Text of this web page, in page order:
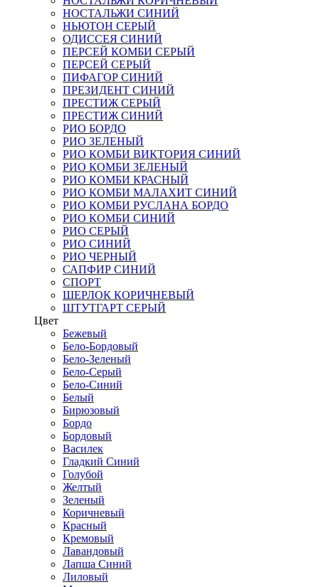
НОСТАЛЬЖИ СИНИЙ
НЬЮТОН СЕРЫЙ
ОДИССЕЯ СИНИЙ
ПЕРСЕЙ КОМБИ СЕРЫЙ
ПЕРСЕЙ СЕРЫЙ
ПИФАГОР СИНИЙ
ПРЕЗИДЕНТ СИНИЙ
ПРЕСТИЖ СЕРЫЙ
ПРЕСТИЖ СИНИЙ
РИО БОРДО
РИО ЗЕЛЕНЫЙ
РИО КОМБИ ВИКТОРИЯ СИНИЙ
РИО КОМБИ ЗЕЛЕНЫЙ
РИО КОМБИ КРАСНЫЙ
РИО КОМБИ МАЛАХИТ СИНИЙ
РИО КОМБИ РУСЛАНА БОРДО
РИО КОМБИ СИНИЙ
РИО СЕРЫЙ
РИО СИНИЙ
РИО ЧЕРНЫЙ
САПФИР СИНИЙ
СПОРТ
ШЕРЛОК КОРИЧНЕВЫЙ
ШТУТГАРТ СЕРЫЙ
Цвет
Бежевый
Бело-Бордовый
Бело-Зеленый
Бело-Серый
Бело-Синий
Белый
Бирюзовый
Бордо
Бордовый
Василек
Гладкий Синий
Голубой
Желтый
Зеленый
Коричневый
Красный
Кремовый
Лавандовый
Лапша Синий
Лиловый